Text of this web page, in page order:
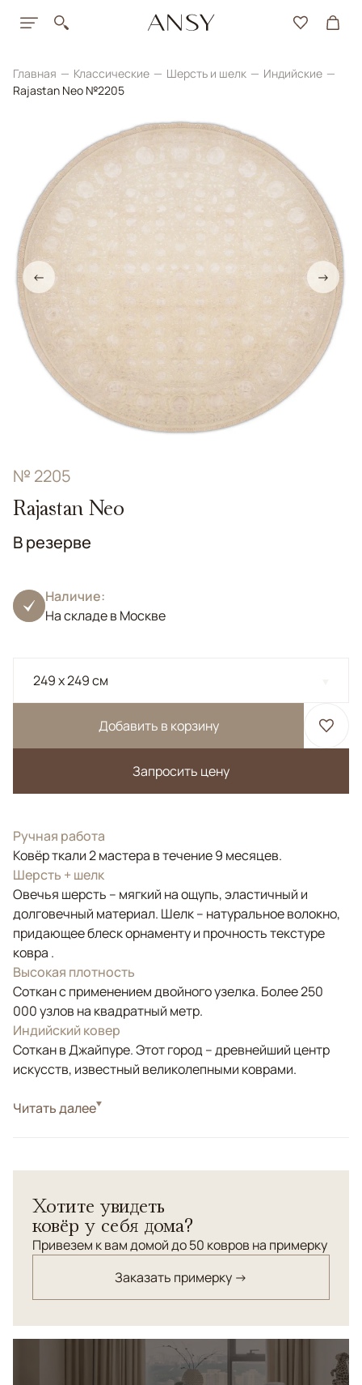
Главная Классические Шерсть и шелк
Индийские
Rajastan Neo №2205
← →
№ 2205
Rajastan Neo
В резерве
Наличие:
На складе в Москве
249 x 249 см
Добавить в корзину
Запросить цену
Ручная работа
Ковёр ткали 2 мастера в течение 9 месяцев.
Шерсть + шелк
Овечья шерсть – мягкий на ощупь, эластичный и
долговечный материал. Шелк – натуральное волокно,
придающее блеск орнаменту и прочность текстуре
ковра .
Высокая плотность
Соткан с применением двойного узелка. Более 250
000 узлов на квадратный метр.
Индийский ковер
Соткан в Джайпуре. Этот город – древнейший центр
искусств, известный великолепными коврами.
СтильКлассические
прекрасный фон интерьере в стиле неоклассика.
Читать далее
Хотите увидеть
ковёр у себя дома?
Привезем к вам домой до 50 ковров на примерку
Заказать примерку →